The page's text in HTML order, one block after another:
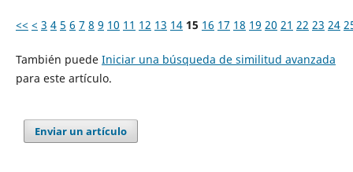
<< < 3 4 5 6 7 8 9 10 11 12 13 14 15 16 17 18 19 20 21 22 23 24
También puede Iniciar una búsqueda de similitud avanzada
para este artículo.
Enviar un artículo